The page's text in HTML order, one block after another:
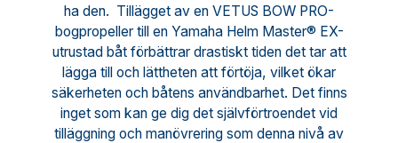
ha den. Tillägget av en VETUS BOW PRO-
bogpropeller till en Yamaha Helm Master® EX-
utrustad båt förbättrar drastiskt tiden det tar att
lägga till och lättheten att förtöja, vilket ökar
säkerheten och båtens användbarhet. Det finns
inget som kan ge dig det självförtroendet vid
tilläggning och manövrering som denna nivå av